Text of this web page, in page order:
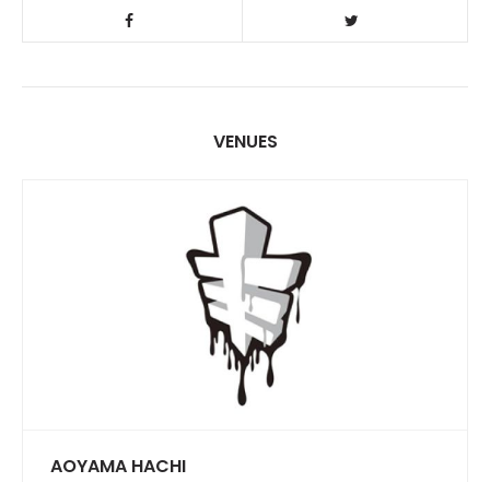
VENUES
AOYAMA HACHI